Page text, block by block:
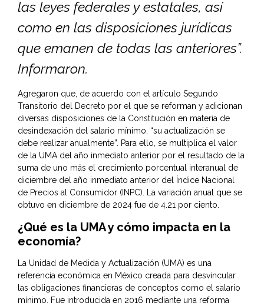
las leyes federales y estatales, así
como en las disposiciones jurídicas
que emanen de todas las anteriores”.
Informaron.
Agregaron que, de acuerdo con el artículo Segundo
Transitorio del Decreto por el que se reforman y adicionan
diversas disposiciones de la Constitución en materia de
desindexación del salario mínimo, “su actualización se
debe realizar anualmente”. Para ello, se multiplica el valor
de la UMA del año inmediato anterior por el resultado de la
suma de uno más el crecimiento porcentual interanual de
diciembre del año inmediato anterior del Índice Nacional
de Precios al Consumidor (INPC). La variación anual que se
obtuvo en diciembre de 2024 fue de 4.21 por ciento.
¿Qué es la UMA y cómo impacta en la
economía?
La Unidad de Medida y Actualización (UMA) es una
referencia económica en México creada para desvincular
las obligaciones financieras de conceptos como el salario
mínimo. Fue introducida en 2016 mediante una reforma